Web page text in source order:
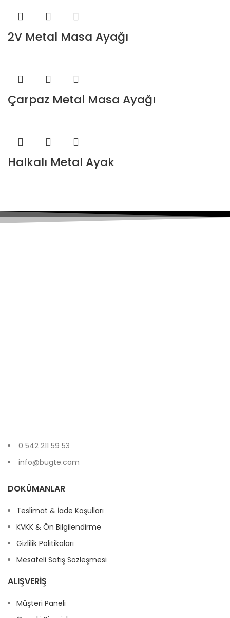
2V Metal Masa Ayağı
Çarpaz Metal Masa Ayağı
Halkalı Metal Ayak
0 542 211 59 53
info@bugte.com
DOKÜMANLAR
Teslimat & İade Koşulları
KVKK & Ön Bilgilendirme
Gizlilik Politikaları
Mesafeli Satış Sözleşmesi
ALIŞVERIŞ
Müşteri Paneli